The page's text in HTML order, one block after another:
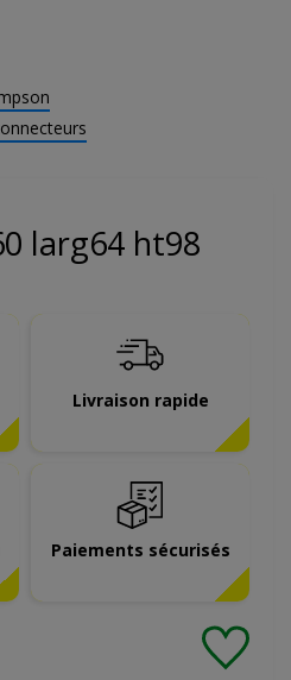
larg64 ht98
Livraison rapide
Paiements sécurisés